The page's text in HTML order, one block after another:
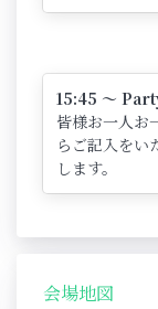
15:45 ～
皆様お一人お
らご記入をい
します。
会場地図